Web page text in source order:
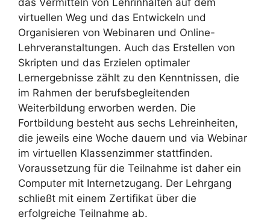
das Vermitteln von Lehrinhalten auf dem
virtuellen Weg und das Entwickeln und
Organisieren von Webinaren und Online-
Lehrveranstaltungen. Auch das Erstellen von
Skripten und das Erzielen optimaler
Lernergebnisse zählt zu den Kenntnissen, die
im Rahmen der berufsbegleitenden
Weiterbildung erworben werden. Die
Fortbildung besteht aus sechs Lehreinheiten,
die jeweils eine Woche dauern und via Webinar
im virtuellen Klassenzimmer stattfinden.
Voraussetzung für die Teilnahme ist daher ein
Computer mit Internetzugang. Der Lehrgang
schließt mit einem Zertifikat über die
erfolgreiche Teilnahme ab.